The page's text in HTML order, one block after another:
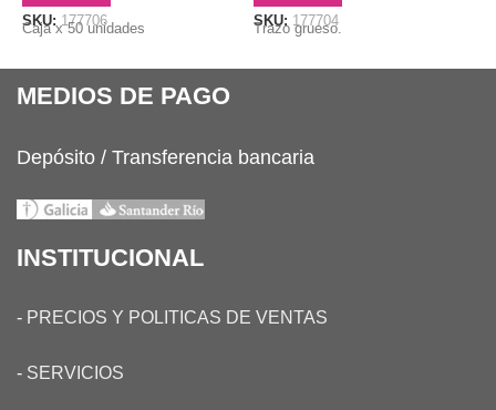
SKU: 177706
Caja x 50 unidades SKU: 177704
Trazo grueso.
MEDIOS DE PAGO
Depósito / Transferencia bancaria
INSTITUCIONAL
- PRECIOS Y POLITICAS DE VENTAS
- SERVICIOS